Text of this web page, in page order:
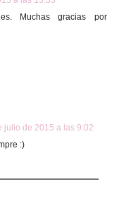
Muchas gracias por
julio de 2015 a las 9:02
:)